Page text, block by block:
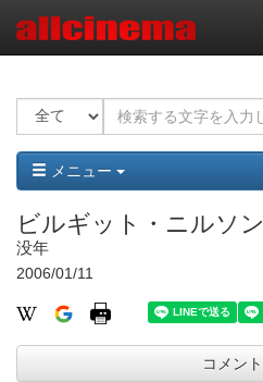
メニュー
ビルギット・ニルソン
没年
2006/01/11
コメント